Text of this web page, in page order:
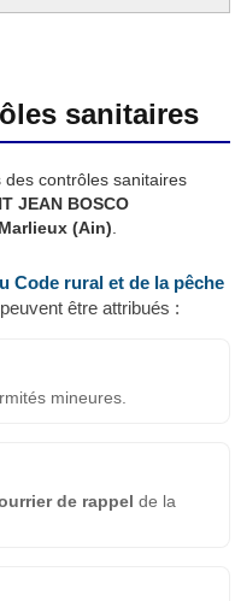
sanitaires
contrôles sanitaires
JEAN BOSCO
(Ain)
Code rural et de la pêche
être attribués :
mineures.
de rappel de la